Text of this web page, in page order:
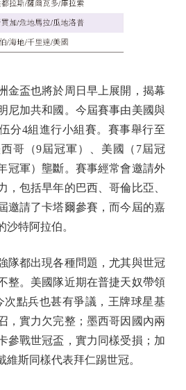
盃也將於周日早上展開，揭幕
尼加共和國。今屆賽事由美國與
分4組進行小組賽。賽事舉行至
哥（9屆冠軍）、美國（7屆冠
冠軍）壟斷。賽事經常會邀請外
，包括早年的巴西、哥倫比亞、
邀請了卡塔爾參賽，而今屆的嘉
沙特阿拉伯。
都出現各種問題，尤其與世冠
整。美國隊近期在普捷天奴帶領
次點兵也甚有爭議，王牌球星基
，實力欠完整；墨西哥因國內兩
參戰世冠盃，實力同樣受損；加
斯同樣代表拜仁踢世冠。